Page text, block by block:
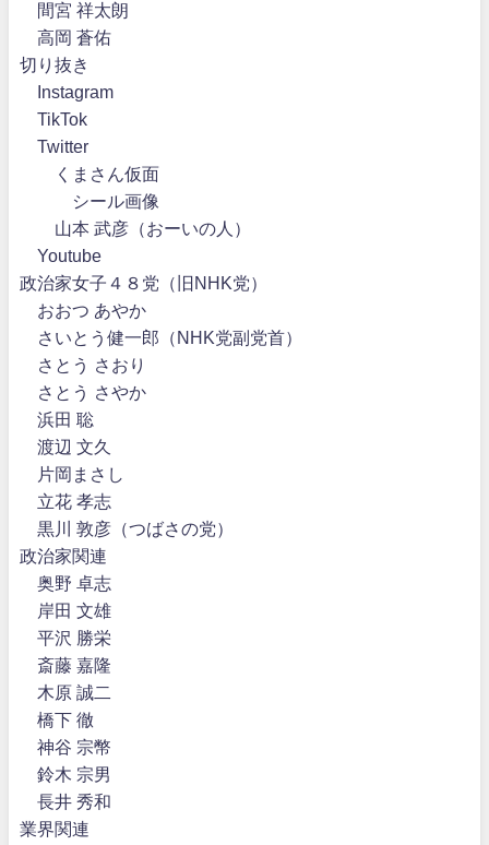
間宮 祥太朗
高岡 蒼佑
切り抜き
Instagram
TikTok
Twitter
くまさん仮面
シール画像
山本 武彦（おーいの人）
Youtube
政治家女子４８党（旧NHK党）
おおつ あやか
さいとう健一郎（NHK党副党首）
さとう さおり
さとう さやか
浜田 聡
渡辺 文久
片岡まさし
立花 孝志
黒川 敦彦（つばさの党）
政治家関連
奥野 卓志
岸田 文雄
平沢 勝栄
斎藤 嘉隆
木原 誠二
橋下 徹
神谷 宗幣
鈴木 宗男
長井 秀和
業界関連